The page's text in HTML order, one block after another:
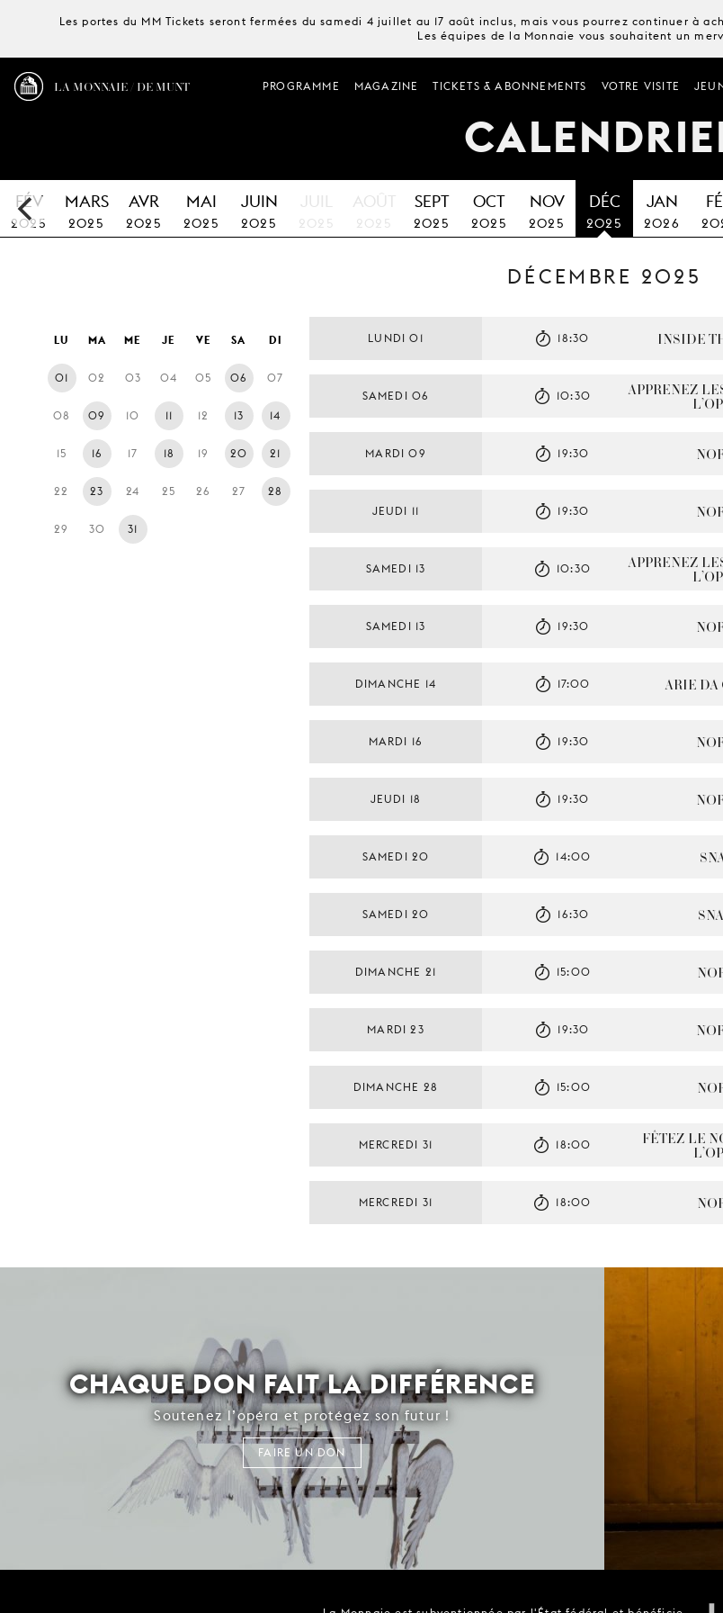
Les portes du MM Tickets seront fermées du samedi 4 juillet au 17 août inclus, mais vous pourrez continuer à
Les équipes de la Monnaie vous souhaitent un
LA MONNAIE / DE MUNT PROGRAMME MAGAZINE TICKETS & ABONNEMENTS VOTRE VISITE
FÉV
2025
MARS
2025
AVR
2025
MAI
2025
JUIN
2025
JUIL
2025
AOÛT
2025
SEPT
2025
OCT
2025
NOV
2025
DÉC
2025
JAN
2026
DÉCEMBRE 2025
LU MA ME JE VE SA DI
01 02 03 04 05 06 07
08 09 10 11 12 13 14
15 16 17 18 19 20 21
22 23 24 25 26 27 28
29 30 31
LUNDI 01 INSIDE
18:30
SAMEDI 06 APPRENEZ
10:30
MARDI 09 19:30
JEUDI 11 19:30
SAMEDI 13 APPRENEZ
10:30
SAMEDI 13 19:30
DIMANCHE 14 ARIE DA
17:00
MARDI 16 19:30
JEUDI 18 19:30
SAMEDI 20 14:00
SAMEDI 20 16:30
DIMANCHE 21 15:00
MARDI 23 19:30
DIMANCHE 28 15:00
MERCREDI 31 FÊTEZ LE
18:00
MERCREDI 31 18:00
CHAQUE DON FAIT LA DIFFÉRENCE
Soutenez l’opéra et protégez son futur !
FAIRE UN DON